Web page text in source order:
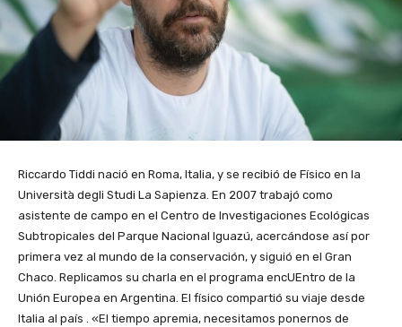
Riccardo Tiddi nació en Roma, Italia, y se recibió de Físico en la
Università degli Studi La Sapienza. En 2007 trabajó como
asistente de campo en el Centro de Investigaciones Ecológicas
Subtropicales del Parque Nacional Iguazú, acercándose así por
primera vez al mundo de la conservación, y siguió en el Gran
Chaco. Replicamos su charla en el programa encUEntro de la
Unión Europea en Argentina. El físico compartió su viaje desde
Italia al país . «El tiempo apremia, necesitamos ponernos de